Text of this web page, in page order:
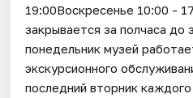
19:00Воскресенье 10:00 -
закрывается за полчаса до
понедельник музей
экскурсионного
последний вторник